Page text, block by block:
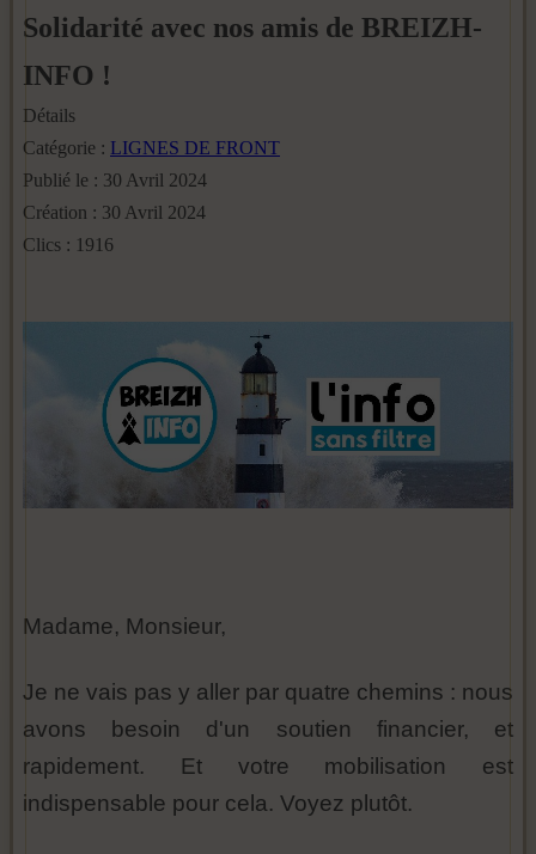
Solidarité avec nos amis de BREIZH-
INFO !
Détails
Catégorie : LIGNES DE FRONT
Publié le : 30 Avril 2024
Création : 30 Avril 2024
Clics : 1916
Madame, Monsieur,
Je ne vais pas y aller par quatre chemins : nous
avons besoin d'un soutien financier, et
rapidement. Et votre mobilisation est
indispensable pour cela. Voyez plutôt.